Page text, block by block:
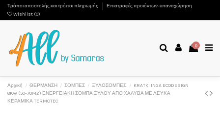
Τρόποι αποστολής και τρόποι πληρωμής
Επιστροφές προιόντων-υπαναχώρηση
Wishlist (0)
0
Αρχική ΘΕΡΜΑΝΣΗ ΣΟΜΠΕΣ ΞΥΛΟΣΟΜΠΕΣ
KRATKI INGA ECODESIGN
8KW (50-70M2) ΕΝΕΡΓΕΙΑΚΗ ΣΟΜΠΑ ΞΥΛΟΥ ΑΠΟ ΧΑΛΥΒΑ ΜΕ ΛΕΥΚΑ
ΚΕΡΑΜΙΚΑ TERMOTEC